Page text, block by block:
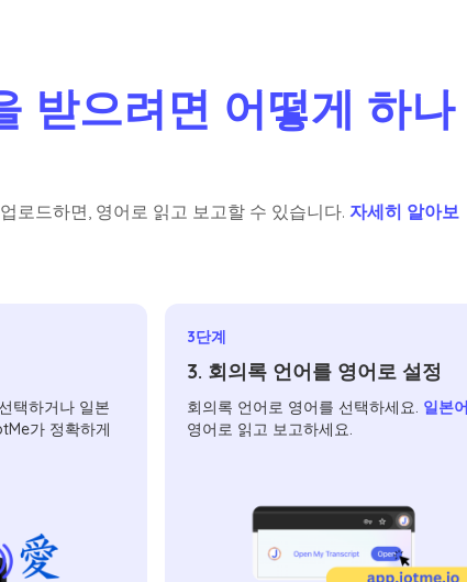
받으려면 어떻게 하나
로드하면, 영어로 읽고 보고할 수 있습니다. 자세히 알아보
택하거나 일본
가 정확하게
3단계
3. 회의록 언어를 영어로 설정
회의록 언어로 영어를 선택하세요. 일본어
영어로 읽고 보고하세요.